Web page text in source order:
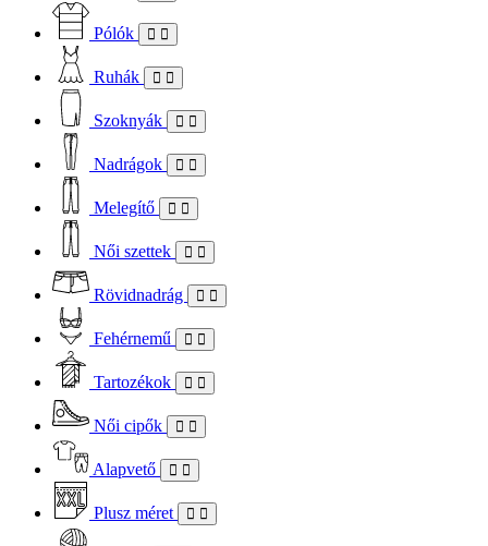
Pólók
Ruhák
Szoknyák
Nadrágok
Melegítő
Női szettek
Rövidnadrág
Fehérnemű
Tartozékok
Női cipők
Alapvető
Plusz méret